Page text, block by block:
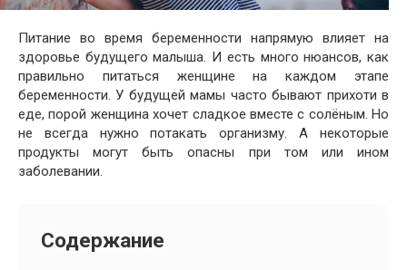
Питание во время беременности напрямую влияет на
здоровье будущего малыша. И есть много нюансов, как
правильно питаться женщине на каждом этапе
беременности. У будущей мамы часто бывают прихоти в
еде, порой женщина хочет сладкое вместе с солёным. Но
не всегда нужно потакать организму. А некоторые
продукты могут быть опасны при том или ином
заболевании.
Содержание